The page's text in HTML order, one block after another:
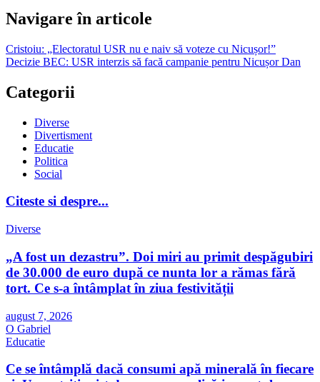
Navigare în articole
Cristoiu: „Electoratul USR nu e naiv să voteze cu Nicușor!”
Decizie BEC: USR interzis să facă campanie pentru Nicușor Dan
Categorii
Diverse
Divertisment
Educatie
Politica
Social
Citeste si despre...
Diverse
„A fost un dezastru”. Doi miri au primit despăgubiri
de 30.000 de euro după ce nunta lor a rămas fără
tort. Ce s-a întâmplat în ziua festivității
august 7, 2026
O Gabriel
Educatie
Ce se întâmplă dacă consumi apă minerală în fiecare